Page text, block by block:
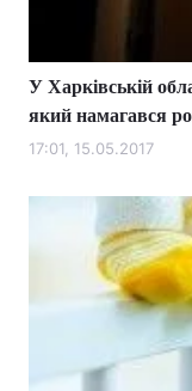
У Харківській
який намагався
17:01, 15.05.2017